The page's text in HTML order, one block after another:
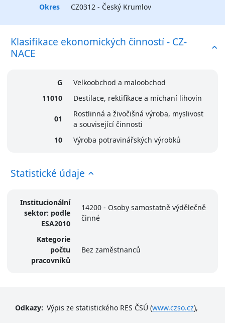
Okres
CZ0312 - Český Krumlov
Klasifikace ekonomických činností - CZ-
NACE
G
Velkoobchod a maloobchod
11010
Destilace, rektifikace a míchaní lihovin
01
Rostlinná a živočišná výroba, myslivost
a související činnosti
10
Výroba potravinářských výrobků
Statistické údaje
Institucionální
sektor: podle
ESA2010
14200 - Osoby samostatně výdělečně
činné
Kategorie
počtu
pracovníků
Bez zaměstnanců
Odkazy: Výpis ze statistického RES ČSÚ (www.czso.cz),